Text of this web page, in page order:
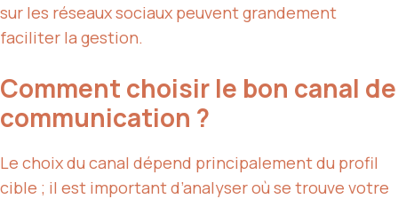
sur les réseaux sociaux peuvent grandement
faciliter la gestion.
Comment choisir le bon canal de
communication ?
Le choix du canal dépend principalement du profil
cible ; il est important d’analyser où se trouve votre